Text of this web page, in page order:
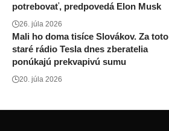
potrebovať, predpovedá Elon Musk
26. júla 2026
Mali ho doma tisíce Slovákov. Za toto
staré rádio Tesla dnes zberatelia
ponúkajú prekvapivú sumu
20. júla 2026